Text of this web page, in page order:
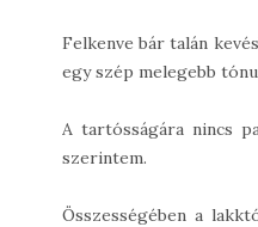
Felkenve bár talán
egy szép melegebb
A tartósságára nincs
szerintem.
Összességében a